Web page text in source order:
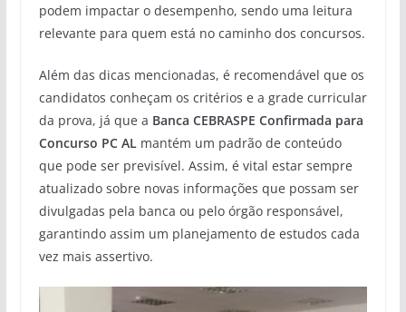
podem impactar o desempenho, sendo uma leitura
relevante para quem está no caminho dos concursos.
Além das dicas mencionadas, é recomendável que os
candidatos conheçam os critérios e a grade curricular
da prova, já que a Banca CEBRASPE Confirmada para
Concurso PC AL mantém um padrão de conteúdo
que pode ser previsível. Assim, é vital estar sempre
atualizado sobre novas informações que possam ser
divulgadas pela banca ou pelo órgão responsável,
garantindo assim um planejamento de estudos cada
vez mais assertivo.